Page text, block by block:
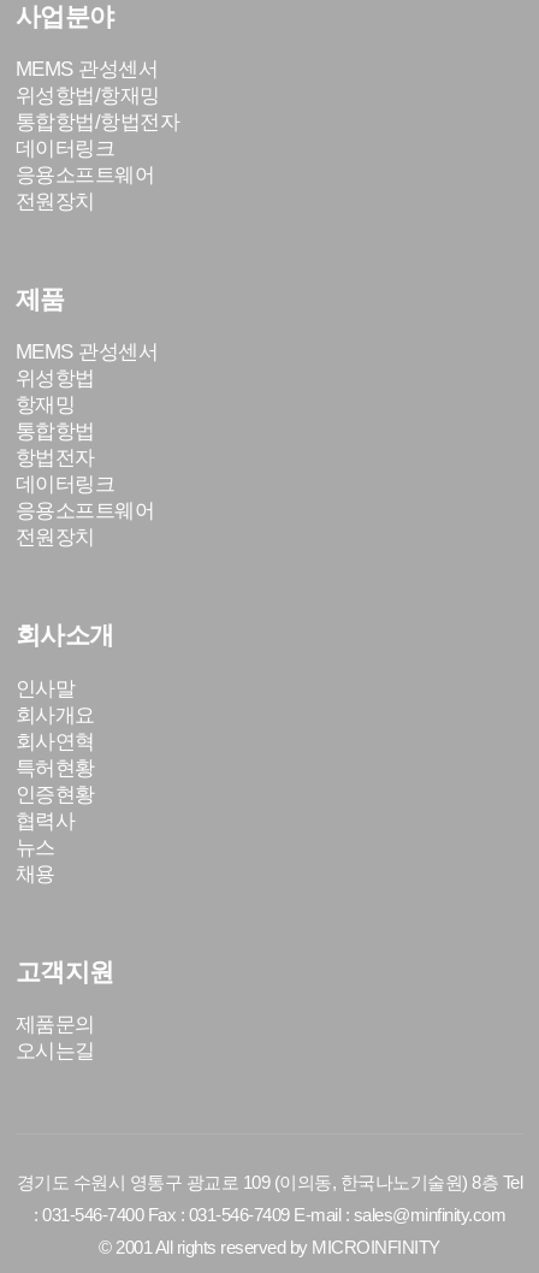
사업분야
MEMS 관성센서
위성항법/항재밍
통합항법/항법전자
데이터링크
응용소프트웨어
전원장치
제품
MEMS 관성센서
위성항법
항재밍
통합항법
항법전자
데이터링크
응용소프트웨어
전원장치
회사소개
인사말
회사개요
회사연혁
특허현황
인증현황
협력사
뉴스
채용
고객지원
제품문의
오시는길
경기도 수원시 영통구 광교로 109 (이의동, 한국나노기술원) 8층 Tel
: 031-546-7400 Fax : 031-546-7409 E-mail : sales@minfinity.com
© 2001 All rights reserved by MICROINFINITY